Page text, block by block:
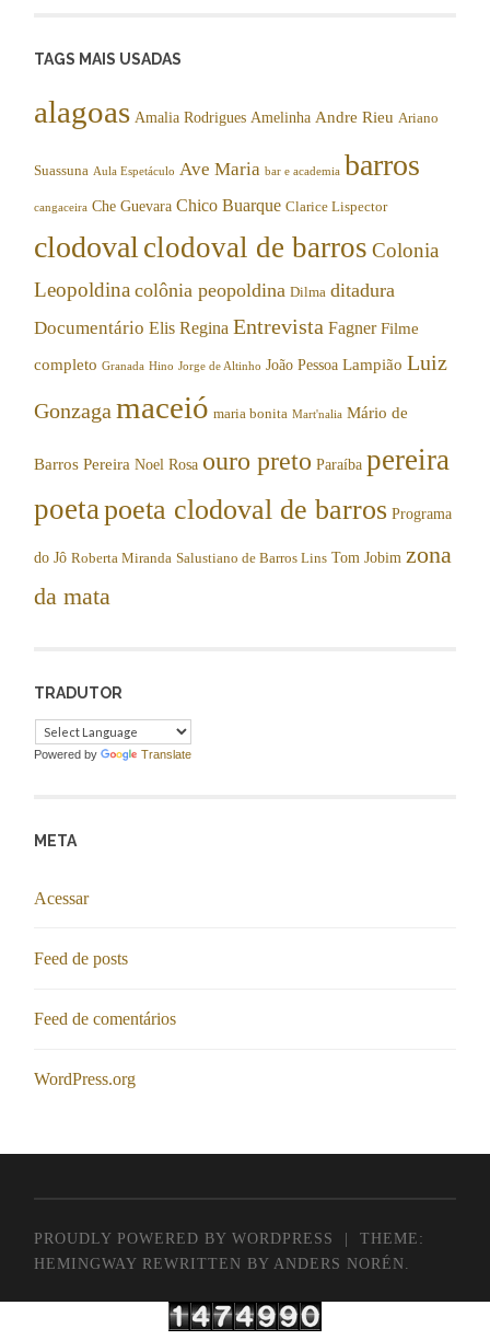
TAGS MAIS USADAS
alagoas Amalia Rodrigues Amelinha Andre Rieu Ariano
Suassuna Aula Espetáculo Ave Maria bar e academia barros
cangaceira Che Guevara Chico Buarque Clarice Lispector
clodoval clodoval de barros Colonia
Leopoldina colônia peopoldina Dilma ditadura
Documentário Elis Regina Entrevista Fagner Filme
completo Granada Hino Jorge de Altinho João Pessoa Lampião Luiz
Gonzaga maceió maria bonita Mart'nalia Mário de
Barros Pereira Noel Rosa ouro preto Paraíba pereira
poetapoeta clodoval de barros Programa
do Jô Roberta Miranda Salustiano de Barros Lins Tom Jobim zona
da mata
TRADUTOR
Powered by Translate
META
Acessar
Feed de posts
Feed de comentários
WordPress.org
PROUDLY POWERED BY WORDPRESS |
THEME:
HEMINGWAY REWRITTEN BY ANDERS NORÉN